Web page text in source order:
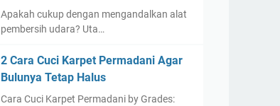
Apakah cukup dengan mengandalkan alat
pembersih udara? Uta…
2 Cara Cuci Karpet Permadani Agar
Bulunya Tetap Halus
Cara Cuci Karpet Permadani by Grades: